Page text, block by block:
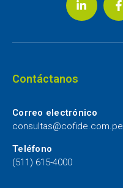
Contáctanos
Correo electrónico
consultas@cofide.com.pe
Teléfono
(511) 615-4000